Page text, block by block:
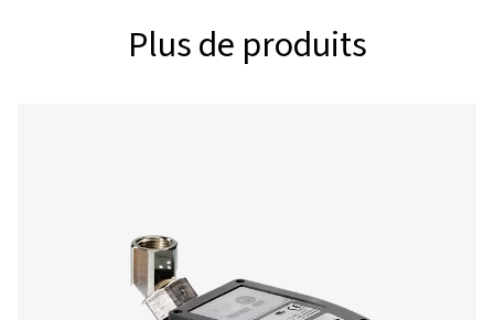
CAPACITÉ DE PURGE (L/MIN)